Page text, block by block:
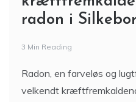
radon i
3 Min Reading
Radon, en farveløs og
velkendt